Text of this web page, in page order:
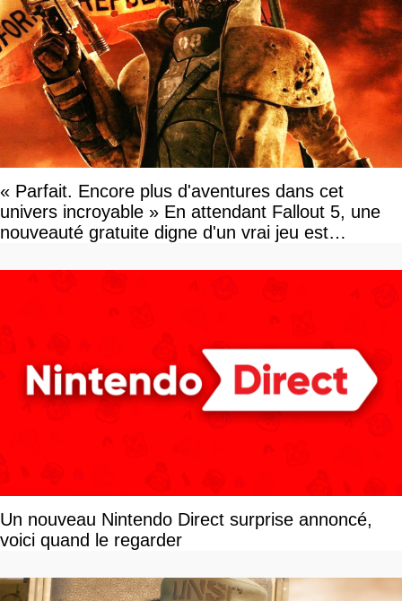
« Parfait. Encore plus d'aventures dans cet
univers incroyable » En attendant Fallout 5, une
nouveauté gratuite digne d'un vrai jeu est
Un nouveau Nintendo Direct surprise annoncé,
voici quand le regarder